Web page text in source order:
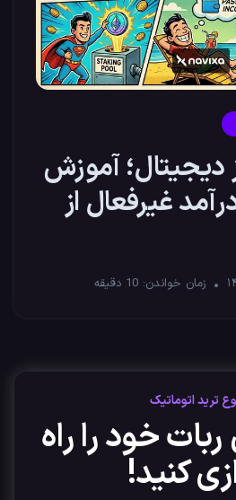
دیجیتال؛ آموزش
غیرفعال از
زمان خواندن: 10 دقیقه
ترید اتوماتیک
خود را راه
کنید!